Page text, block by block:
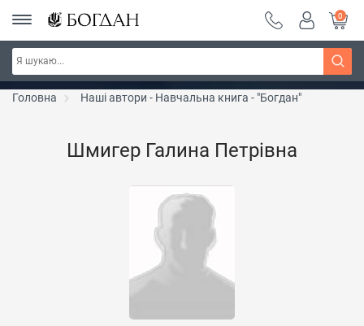
РОЗПРОДАЖ ~ 150 грн ~ 200 грн ~ 250 грн ~
300 грн ~ РОЗПРОДАЖ
Дізнатись більше
0
Головна Наші автори - Навчальна книга - "Богдан"
Шмигер Галина Петрівна